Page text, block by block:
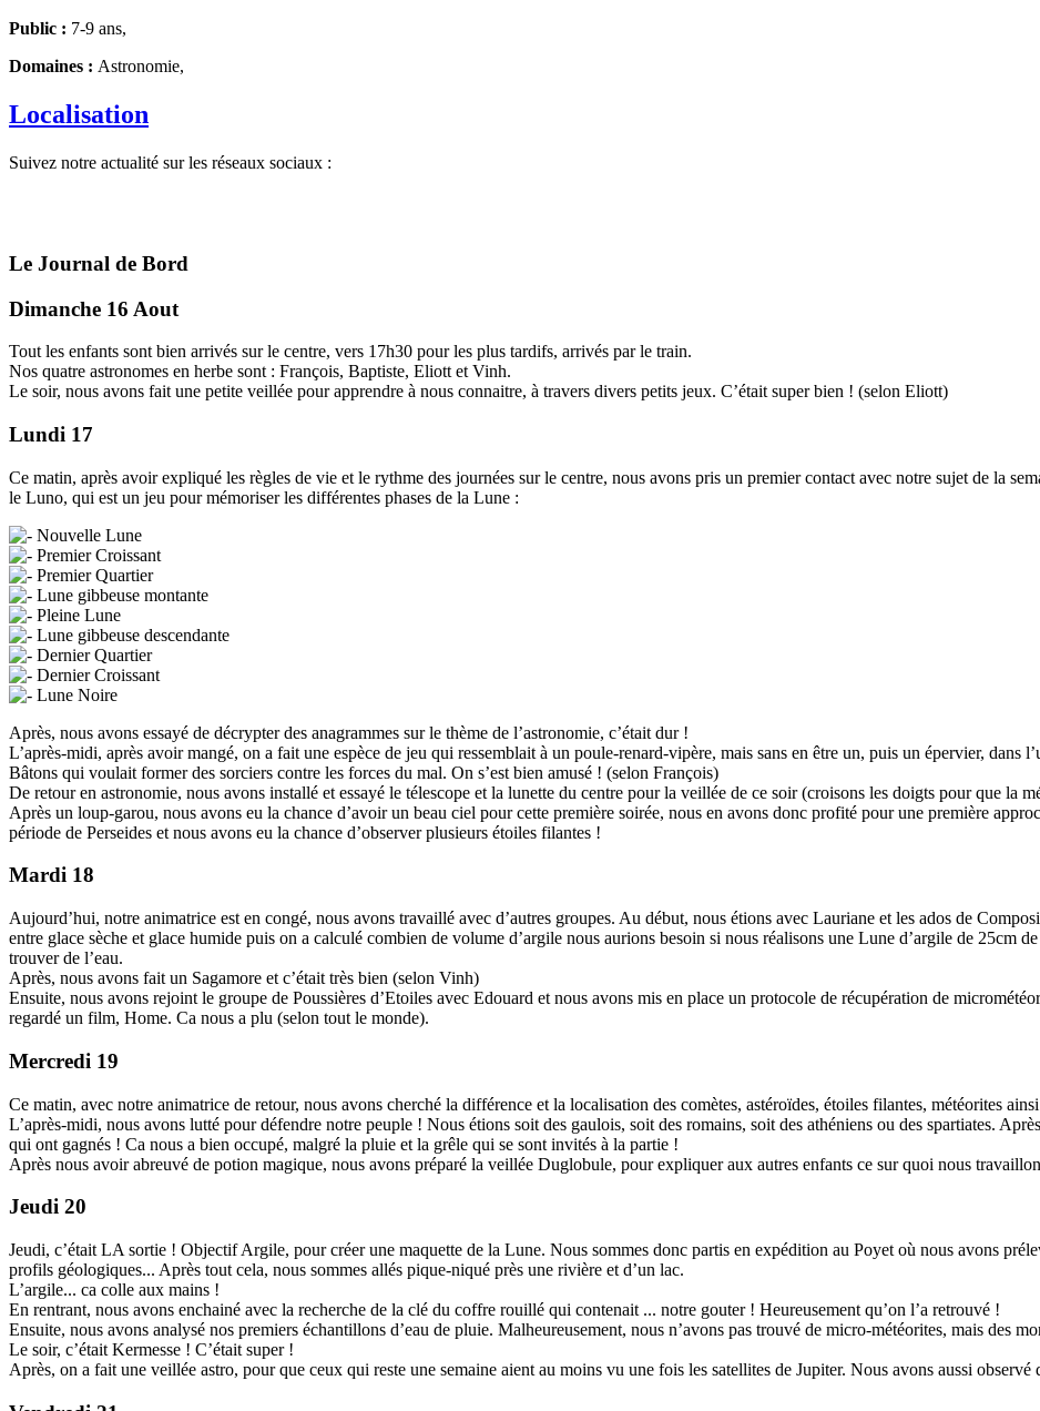
Public : 7-9 ans,
Domaines : Astronomie,
Localisation
Suivez notre actualité sur les réseaux sociaux :
Le Journal de Bord
Dimanche 16 Aout
Tout les enfants sont bien arrivés sur le centre, vers 17h30 pour les plus tardifs, arrivés par le train.
Nos quatre astronomes en herbe sont : François, Baptiste, Eliott et Vinh.
Le soir, nous avons fait une petite veillée pour apprendre à nous connaitre, à travers divers petits jeux. C’était super bien ! (selon Eliott)
Lundi 17
Ce matin, après avoir expliqué les règles de vie et le rythme des journées sur le centre, nous avons pris un premier contact avec notre sujet de la
le Luno, qui est un jeu pour mémoriser les différentes phases de la Lune :
Nouvelle Lune
Premier Croissant
Premier Quartier
Lune gibbeuse montante
Pleine Lune
Lune gibbeuse descendante
Dernier Quartier
Dernier Croissant
Lune Noire
Après, nous avons essayé de décrypter des anagrammes sur le thème de l’astronomie, c’était dur !
L’après-midi, après avoir mangé, on a fait une espèce de jeu qui ressemblait à un poule-renard-vipère, mais sans en être un, puis un épervier, dans
Bâtons qui voulait former des sorciers contre les forces du mal. On s’est bien amusé ! (selon François)
De retour en astronomie, nous avons installé et essayé le télescope et la lunette du centre pour la veillée de ce soir (croisons les doigts pour que la
Après un loup-garou, nous avons eu la chance d’avoir un beau ciel pour cette première soirée, nous en avons donc profité pour une première
période de Perseides et nous avons eu la chance d’observer plusieurs étoiles filantes !
Mardi 18
Aujourd’hui, notre animatrice est en congé, nous avons travaillé avec d’autres groupes. Au début, nous étions avec Lauriane et les ados de
entre glace sèche et glace humide puis on a calculé combien de volume d’argile nous aurions besoin si nous réalisons une Lune d’argile de 25cm
trouver de l’eau.
Après, nous avons fait un Sagamore et c’était très bien (selon Vinh)
Ensuite, nous avons rejoint le groupe de Poussières d’Etoiles avec Edouard et nous avons mis en place un protocole de récupération de
regardé un film, Home. Ca nous a plu (selon tout le monde).
Mercredi 19
Ce matin, avec notre animatrice de retour, nous avons cherché la différence et la localisation des comètes, astéroïdes, étoiles filantes, météorites
L’après-midi, nous avons lutté pour défendre notre peuple ! Nous étions soit des gaulois, soit des romains, soit des athéniens ou des spartiates.
qui ont gagnés ! Ca nous a bien occupé, malgré la pluie et la grêle qui se sont invités à la partie !
Après nous avoir abreuvé de potion magique, nous avons préparé la veillée Duglobule, pour expliquer aux autres enfants ce sur quoi nous
Jeudi 20
Jeudi, c’était LA sortie ! Objectif Argile, pour créer une maquette de la Lune. Nous sommes donc partis en expédition au Poyet où nous avons
profils géologiques... Après tout cela, nous sommes allés pique-niqué près une rivière et d’un lac.
L’argile... ca colle aux mains !
En rentrant, nous avons enchainé avec la recherche de la clé du coffre rouillé qui contenait ... notre gouter ! Heureusement qu’on l’a retrouvé !
Ensuite, nous avons analysé nos premiers échantillons d’eau de pluie. Malheureusement, nous n’avons pas trouvé de micro-météorites, mais des
Le soir, c’était Kermesse ! C’était super !
Après, on a fait une veillée astro, pour que ceux qui reste une semaine aient au moins vu une fois les satellites de Jupiter. Nous avons aussi observé